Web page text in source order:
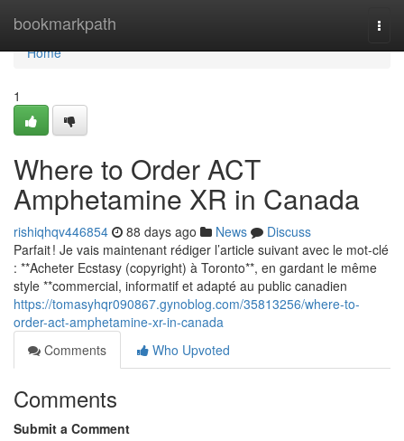
bookmarkpath
Home
Home
1
Where to Order ACT
Amphetamine XR in Canada
rishiqhqv446854 88 days ago News
Discuss
Parfait ! Je vais maintenant rédiger l’article suivant avec le mot-clé
: **Acheter Ecstasy (copyright) à Toronto**, en gardant le même
style **commercial, informatif et adapté au public canadien
https://tomasyhqr090867.gynoblog.com/35813256/where-to-
order-act-amphetamine-xr-in-canada
Comments
Who Upvoted
Comments
Submit a Comment